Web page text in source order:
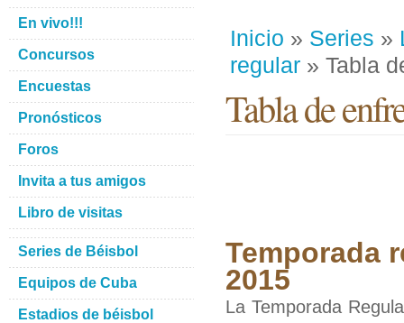
Inicio » Series »
regular » Tabla
Tabla de
Temporada
2015
La Temporada
En vivo!!!
Concursos
Encuestas
Pronósticos
Foros
Invita a tus amigos
Libro de visitas
Series de Béisbol
Equipos de Cuba
Estadios de béisbol